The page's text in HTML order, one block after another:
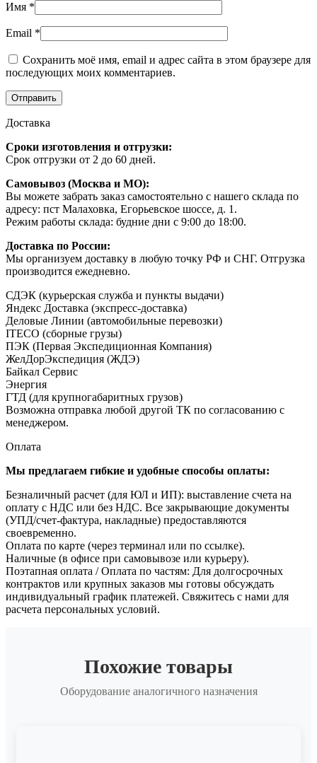
Имя *
Email *
Сохранить моё имя, email и адрес сайта в этом браузере для
последующих моих комментариев.
Доставка
Сроки изготовления и отгрузки:
Срок отгрузки от 2 до 60 дней.
Самовывоз (Москва и МО):
Вы можете забрать заказ самостоятельно с нашего склада по
адресу: пст Малаховка, Егорьевское шоссе, д. 1.
Режим работы склада: будние дни с 9:00 до 18:00.
Доставка по России:
Мы организуем доставку в любую точку РФ и СНГ. Отгрузка
производится ежедневно.
СДЭК (курьерская служба и пункты выдачи)
Яндекс Доставка (экспресс-доставка)
Деловые Линии (автомобильные перевозки)
ITECO (сборные грузы)
ПЭК (Первая Экспедиционная Компания)
ЖелДорЭкспедиция (ЖДЭ)
Байкал Сервис
Энергия
ГТД (для крупногабаритных грузов)
Возможна отправка любой другой ТК по согласованию с
менеджером.
Оплата
Мы предлагаем гибкие и удобные способы оплаты:
Безналичный расчет (для ЮЛ и ИП): выставление счета на
оплату с НДС или без НДС. Все закрывающие документы
(УПД/счет-фактура, накладные) предоставляются
своевременно.
Оплата по карте (через терминал или по ссылке).
Наличные (в офисе при самовывозе или курьеру).
Поэтапная оплата / Оплата по частям: Для долгосрочных
контрактов или крупных заказов мы готовы обсуждать
индивидуальный график платежей. Свяжитесь с нами для
расчета персональных условий.
Похожие товары
Оборудование аналогичного назначения